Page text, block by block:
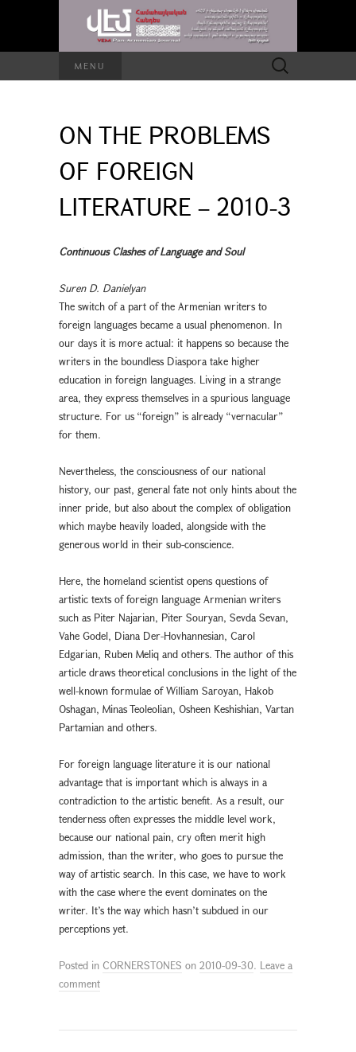
MENU
Search
for:
ON THE PROBLEMS
OF FOREIGN
LITERATURE – 2010-3
Continuous Clashes of Language and Soul
Suren D. Danielyan
The switch of a part of the Armenian writers to
foreign languages became a usual phenomenon. In
our days it is more actual: it happens so because the
writers in the boundless Diaspora take higher
education in foreign languages. Living in a strange
area, they express themselves in a spurious language
structure. For us “foreign” is already “vernacular”
for them.
Nevertheless, the consciousness of our national
history, our past, general fate not only hints about the
inner pride, but also about the complex of obligation
which maybe heavily loaded, alongside with the
generous world in their sub-conscience.
Here, the homeland scientist opens questions of
artistic texts of foreign language Armenian writers
such as Piter Najarian, Piter Souryan, Sevda Sevan,
Vahe Godel, Diana Der-Hovhannesian, Carol
Edgarian, Ruben Meliq and others. The author of this
article draws theoretical conclusions in the light of the
well-known formulae of William Saroyan, Hakob
Oshagan, Minas Teoleolian, Osheen Keshishian, Vartan
Partamian and others.
For foreign language literature it is our national
advantage that is important which is always in a
contradiction to the artistic benefit. As a result, our
tenderness often expresses the middle level work,
because our national pain, cry often merit high
admission, than the writer, who goes to pursue the
way of artistic search. In this case, we have to work
with the case where the event dominates on the
writer. It’s the way which hasn’t subdued in our
perceptions yet.
Posted in CORNERSTONES on 2010-09-30. Leave a
comment